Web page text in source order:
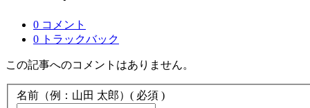
0 コメント
0 トラックバック
この記事へのコメントはありません。
名前（例：山田 太郎） ( 必須 )